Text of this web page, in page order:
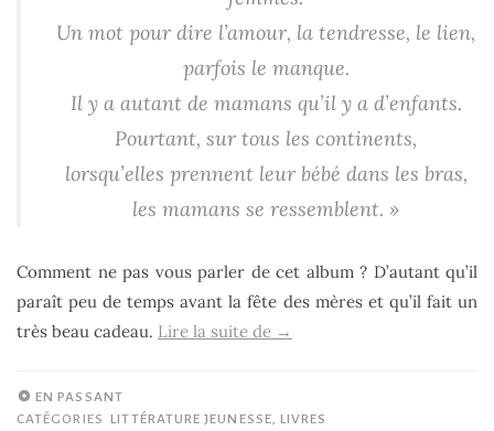
Un mot pour dire l’amour, la tendresse, le lien,
parfois le manque.
Il y a autant de mamans qu’il y a d’enfants.
Pourtant, sur tous les continents,
lorsqu’elles prennent leur bébé dans les bras,
les mamans se ressemblent. »
Comment ne pas vous parler de cet album ? D’autant qu’il
paraît peu de temps avant la fête des mères et qu’il fait un
très beau cadeau. Lire la suite de « Maman,
(textes)
→
EN PASSANT
CATÉGORIES LITTÉRATURE JEUNESSE,LIVRES